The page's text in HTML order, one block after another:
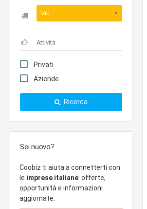
Viti ×
Privati
Aziende
Ricerca
Sei nuovo?
Coobiz ti aiuta a connetterti con
le imprese italiane: offerte,
opportunità e informazioni
aggiornate.